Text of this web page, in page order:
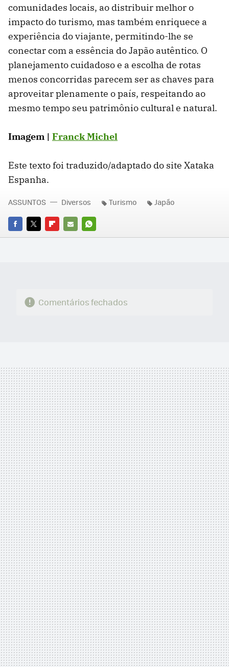
comunidades locais, ao distribuir melhor o
impacto do turismo, mas também enriquece a
experiência do viajante, permitindo-lhe se
conectar com a essência do Japão autêntico. O
planejamento cuidadoso e a escolha de rotas
menos concorridas parecem ser as chaves para
aproveitar plenamente o país, respeitando ao
mesmo tempo seu patrimônio cultural e natural.
Imagem | Franck Michel
Este texto foi traduzido/adaptado do site Xataka
Espanha.
FACEBOOK
TWITTERFLIPBOARD
E-
WHATSAPP
ASSUNTOS Diversos Turismo Japão
Comentários fechados